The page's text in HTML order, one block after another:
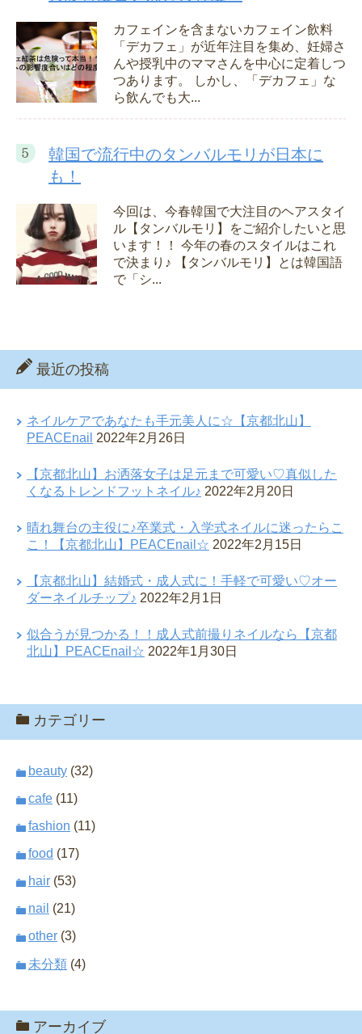
カフェインを含まないカフェイン飲料
「デカフェ」が近年注目を集め、妊婦さ
んや授乳中のママさんを中心に定着しつ
つあります。 しかし、「デカフェ」な
ら飲んでも大...
韓国で流行中のタンバルモリが日本に
も！
今回は、今春韓国で大注目のヘアスタイ
ル【タンバルモリ】をご紹介したいと思
います！！ 今年の春のスタイルはこれ
で決まり♪ 【タンバルモリ】とは韓国語
で「シ...
最近の投稿
ネイルケアであなたも手元美人に☆【京都北山】
PEACEnail 2022年2月26日
【京都北山】お洒落女子は足元まで可愛い♡真似した
くなるトレンドフットネイル♪ 2022年2月20日
晴れ舞台の主役に♪卒業式・入学式ネイルに迷ったらこ
こ！【京都北山】PEACEnail☆ 2022年2月15日
【京都北山】結婚式・成人式に！手軽で可愛い♡オー
ダーネイルチップ♪ 2022年2月1日
似合うが見つかる！！成人式前撮りネイルなら【京都
北山】PEACEnail☆ 2022年1月30日
カテゴリー
beauty (32)
cafe (11)
fashion (11)
food (17)
hair (53)
nail (21)
other (3)
未分類 (4)
アーカイブ